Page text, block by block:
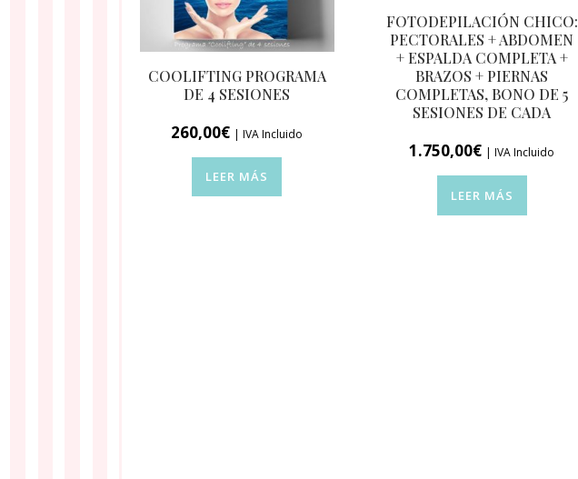
COOLIFTING PROGRAMA
DE 4 SESIONES
260,00€ | IVA Incluido
LEER MÁS
FOTODEPILACIÓN CHICO:
PECTORALES + ABDOMEN
+ ESPALDA COMPLETA +
BRAZOS + PIERNAS
COMPLETAS, BONO DE 5
SESIONES DE CADA
1.750,00€ | IVA Incluido
LEER MÁS